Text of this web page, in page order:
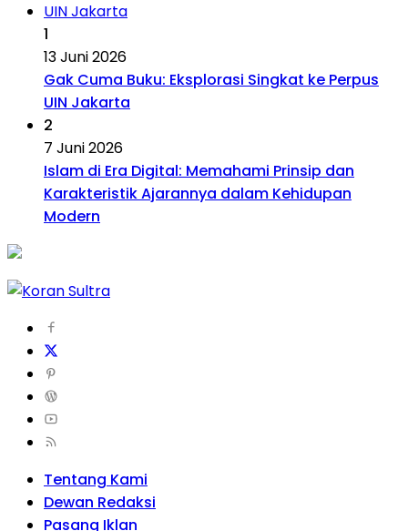
1
13 Juni 2026
Gak Cuma Buku: Eksplorasi Singkat ke Perpus
UIN Jakarta
2
7 Juni 2026
Islam di Era Digital: Memahami Prinsip dan
Karakteristik Ajarannya dalam Kehidupan
Modern
Tentang Kami
Dewan Redaksi
Pasang Iklan